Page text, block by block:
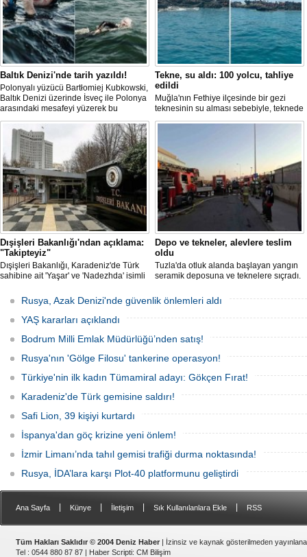
Baltık Denizi'nde tarih yazıldı!
Polonyalı yüzücü Bartłomiej Kubkowski,
Baltık Denizi üzerinde İsveç ile Polonya
arasındaki mesafeyi yüzerek bu
başarının ilk örneği olarak tarihe geçti.
Tekne, su aldı: 100 yolcu, tahliye
edildi
Muğla'nın Fethiye ilçesinde bir gezi
teknesinin su alması sebebiyle, teknede
bulunan 100 yolcu tahliye edildi,
Dışişleri Bakanlığı'ndan açıklama:
"Takipteyiz"
Dışişleri Bakanlığı, Karadeniz'de Türk
sahibine ait 'Yaşar' ve 'Nadezhda' isimli
araçlarıyla gerçekleştirilen saldırıda
yaralanan personelin sağlık durumu ve
güvenliğinin yakından takip edildiğini
Depo ve tekneler, alevlere teslim
oldu
Tuzla'da otluk alanda başlayan yangın
seramik deposuna ve teknelere sıçradı.
alevleri kontrol altına aldı.
Rusya, Azak Denizi'nde güvenlik önlemleri aldı
YAŞ kararları açıklandı
Bodrum Milli Emlak Müdürlüğü’nden satış!
Rusya'nın 'Gölge Filosu' tankerine operasyon!
Türkiye'nin ilk kadın Tümamiral adayı: Gökçen Fırat!
Karadeniz'de Türk gemisine saldırı!
Safi Lion, 39 kişiyi kurtardı
İspanya'dan göç krizine yeni önlem!
İzmir Limanı’nda tahıl gemisi trafiği durma noktasında!
Rusya, İDA’lara karşı Plot-40 platformunu geliştirdi
Ana Sayfa Künye İletişim Sık Kullanılanlara Ekle RSS
Tüm Hakları Saklıdır © 2004 Deniz Haber | İzinsiz ve kaynak gösterilmeden
Tel : 0544 880 87 87 | Haber Scripti: CM Bilişim